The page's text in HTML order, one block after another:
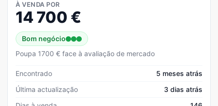
À VENDA POR
14 700 €
Bom negócio
Poupa 1700 € face à avaliação de mercado
Encontrado
5 meses atrás
Última actualização
3 dias atrás